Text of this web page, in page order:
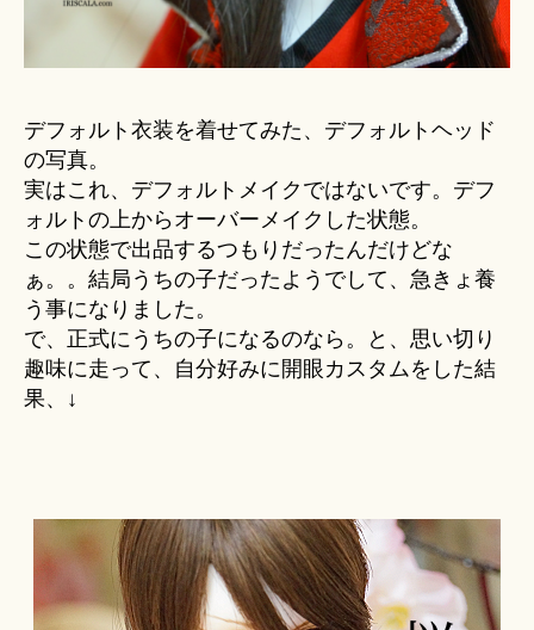
デフォルト衣装を着せてみた、デフォルトヘッド
の写真。
実はこれ、デフォルトメイクではないです。デフ
ォルトの上からオーバーメイクした状態。
この状態で出品するつもりだったんだけどな
ぁ。。結局うちの子だったようでして、急きょ養
う事になりました。
で、正式にうちの子になるのなら。と、思い切り
趣味に走って、自分好みに開眼カスタムをした結
果、↓